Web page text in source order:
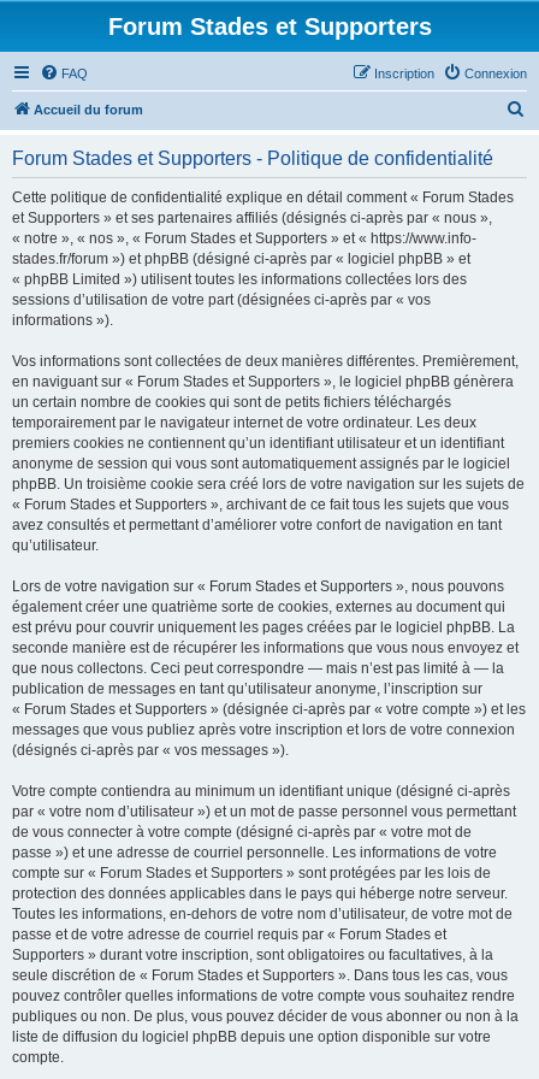
Forum Stades et Supporters
FAQ Connexion
Inscription
Accueil du forum
Forum Stades et Supporters - Politique de confidentialité
Cette politique de confidentialité explique en détail comment « Forum Stades
et Supporters » et ses partenaires affiliés (désignés ci-après par « nous »,
« notre », « nos », « Forum Stades et Supporters » et « https://www.info-
stades.fr/forum ») et phpBB (désigné ci-après par « logiciel phpBB » et
« phpBB Limited ») utilisent toutes les informations collectées lors des
sessions d’utilisation de votre part (désignées ci-après par « vos
informations »).
Vos informations sont collectées de deux manières différentes. Premièrement,
en naviguant sur « Forum Stades et Supporters », le logiciel phpBB génèrera
un certain nombre de cookies qui sont de petits fichiers téléchargés
temporairement par le navigateur internet de votre ordinateur. Les deux
premiers cookies ne contiennent qu’un identifiant utilisateur et un identifiant
anonyme de session qui vous sont automatiquement assignés par le logiciel
phpBB. Un troisième cookie sera créé lors de votre navigation sur les sujets de
« Forum Stades et Supporters », archivant de ce fait tous les sujets que vous
avez consultés et permettant d’améliorer votre confort de navigation en tant
qu’utilisateur.
Lors de votre navigation sur « Forum Stades et Supporters », nous pouvons
également créer une quatrième sorte de cookies, externes au document qui
est prévu pour couvrir uniquement les pages créées par le logiciel phpBB. La
seconde manière est de récupérer les informations que vous nous envoyez et
que nous collectons. Ceci peut correspondre — mais n’est pas limité à — la
publication de messages en tant qu’utilisateur anonyme, l’inscription sur
« Forum Stades et Supporters » (désignée ci-après par « votre compte ») et les
messages que vous publiez après votre inscription et lors de votre connexion
(désignés ci-après par « vos messages »).
Votre compte contiendra au minimum un identifiant unique (désigné ci-après
par « votre nom d’utilisateur ») et un mot de passe personnel vous permettant
de vous connecter à votre compte (désigné ci-après par « votre mot de
passe ») et une adresse de courriel personnelle. Les informations de votre
compte sur « Forum Stades et Supporters » sont protégées par les lois de
protection des données applicables dans le pays qui héberge notre serveur.
Toutes les informations, en-dehors de votre nom d’utilisateur, de votre mot de
passe et de votre adresse de courriel requis par « Forum Stades et
Supporters » durant votre inscription, sont obligatoires ou facultatives, à la
seule discrétion de « Forum Stades et Supporters ». Dans tous les cas, vous
pouvez contrôler quelles informations de votre compte vous souhaitez rendre
publiques ou non. De plus, vous pouvez décider de vous abonner ou non à la
liste de diffusion du logiciel phpBB depuis une option disponible sur votre
compte.